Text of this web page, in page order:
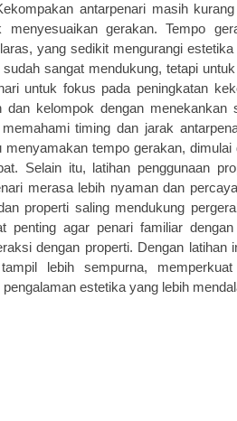
antarpenari masih
menyesuaikan gerakan. Tempo
yang sedikit mengurangi
sangat mendukung, tetapi
untuk fokus pada peningkatan
dan kelompok dengan menekankan
timing dan jarak
tempo gerakan,
Selain itu, latihan penggunaan
merasa lebih nyaman dan
properti saling mendukung
penting agar penari familiar
dengan properti. Dengan latihan
lebih sempurna,
estetika yang lebih